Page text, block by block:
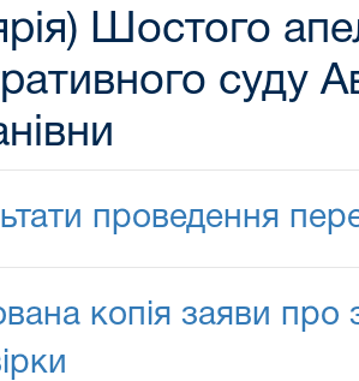
Шостого
суду
проведення
копія заяви про